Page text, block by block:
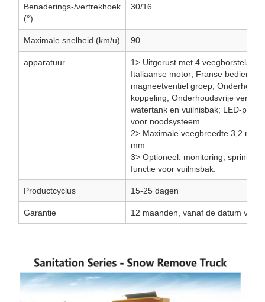
Benaderings-/vertrekhoek
(°)
30/16
Maximale snelheid (km/u) 90
apparatuur
1> Uitgerust met 4 veegborstels,
Italiaanse motor; Franse
magneetventiel groep;
koppeling; Onderhoudsvrije
watertank en vuilnisbak; LED-
voor noodsysteem.
2> Maximale veegbreedte 3,2 m,
mm
3> Optioneel: monitoring,
functie voor vuilnisbak.
Productcyclus 15-25 dagen
Garantie 12 maanden, vanaf de datum van